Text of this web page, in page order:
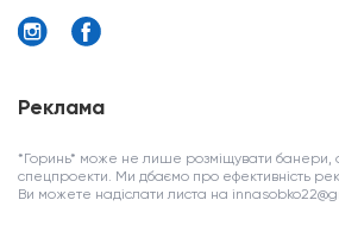
Реклама
*Горинь* може не лише розміщувати банери,
спецпроекти. Ми дбаємо про ефективність
Ви можете надіслати листа на